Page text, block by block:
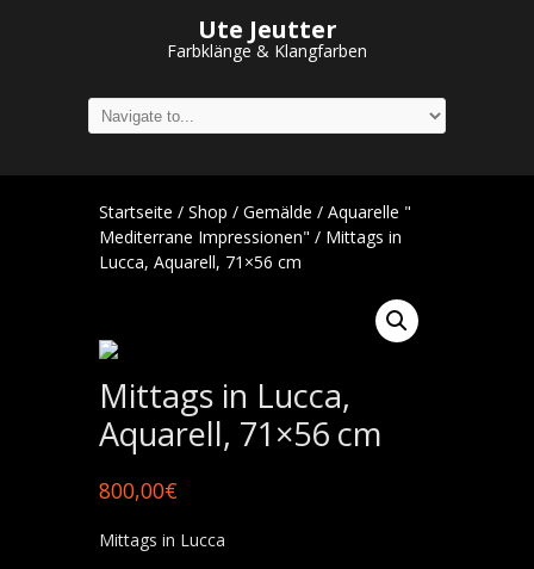
Ute Jeutter
Farbklänge & Klangfarben
Startseite / Shop / Gemälde / Aquarelle "
Mediterrane Impressionen" / Mittags in
Lucca, Aquarell, 71×56 cm
Mittags in Lucca,
Aquarell, 71×56 cm
800,00€
Mittags in Lucca